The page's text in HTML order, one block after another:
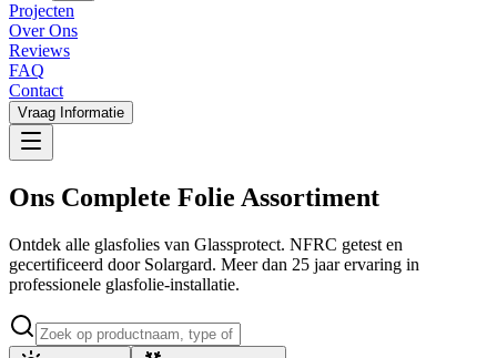
Projecten
Over Ons
Reviews
FAQ
Contact
Vraag Informatie
Ons Complete Folie Assortiment
Ontdek alle glasfolies van Glassprotect. NFRC getest en
gecertificeerd door Solargard. Meer dan 25 jaar ervaring in
professionele glasfolie-installatie.